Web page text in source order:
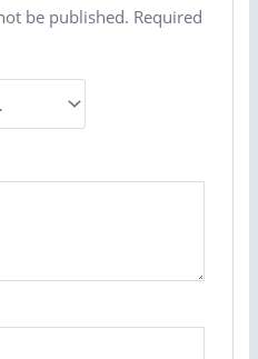
be published. Required